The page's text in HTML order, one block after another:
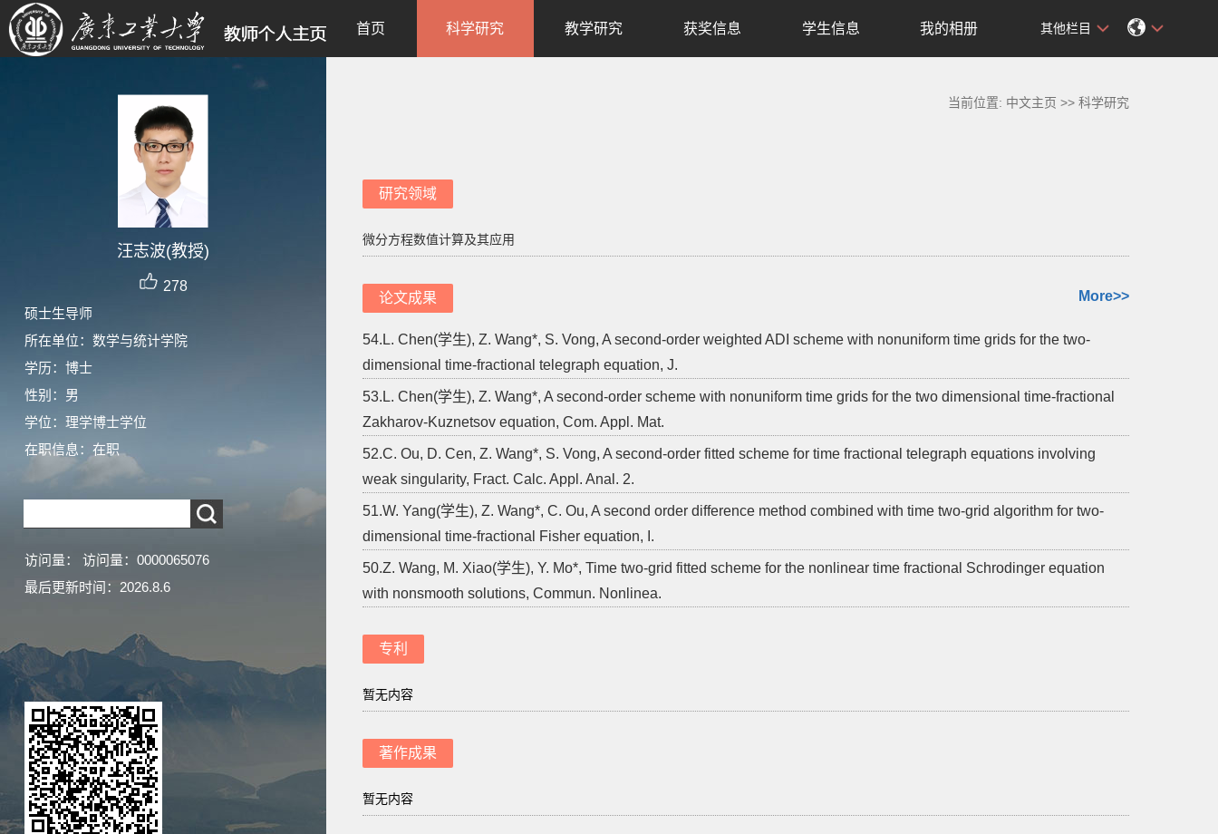
汪志波(教授)
278
硕士生导师
所在单位：数学与统计学院
学历：博士
性别：男
学位：理学博士学位
在职信息：在职
访问量： 访问量： 0000065076
最后更新时间： 2026.8.6
首页 科学研究 教学研究 获奖信息 学生信息 我的相册 其他栏目
当前位置: 中文主页 >>科学研究
研究领域
微分方程数值计算及其应用
论文成果 More>>
54.L. Chen(学生), Z. Wang*, S. Vong, A second-order weighted ADI scheme with nonuniform time grids for the two-
dimensional time-fractional telegraph equation, J.
53.L. Chen(学生), Z. Wang*, A second-order scheme with nonuniform time grids for the two dimensional time-fractional
Zakharov-Kuznetsov equation, Com. Appl. Mat.
52.C. Ou, D. Cen, Z. Wang*, S. Vong, A second-order fitted scheme for time fractional telegraph equations involving
weak singularity, Fract. Calc. Appl. Anal. 2.
51.W. Yang(学生), Z. Wang*, C. Ou, A second order difference method combined with time two-grid algorithm for two-
dimensional time-fractional Fisher equation, I.
50.Z. Wang, M. Xiao(学生), Y. Mo*, Time two-grid fitted scheme for the nonlinear time fractional Schrodinger equation
with nonsmooth solutions, Commun. Nonlinea.
专利
暂无内容
著作成果
暂无内容